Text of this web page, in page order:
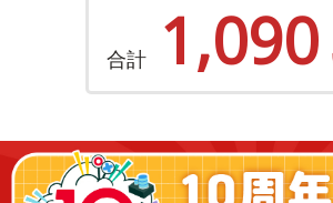
合計 1,090